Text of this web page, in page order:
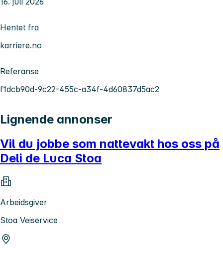
Hentet fra
karriere.no
Referanse
f1dcb90d-9c22-455c-a34f-4d60837d5ac2
Lignende annonser
Vil du jobbe som nattevakt hos oss på
Deli de Luca Stoa
Arbeidsgiver
Stoa Veiservice